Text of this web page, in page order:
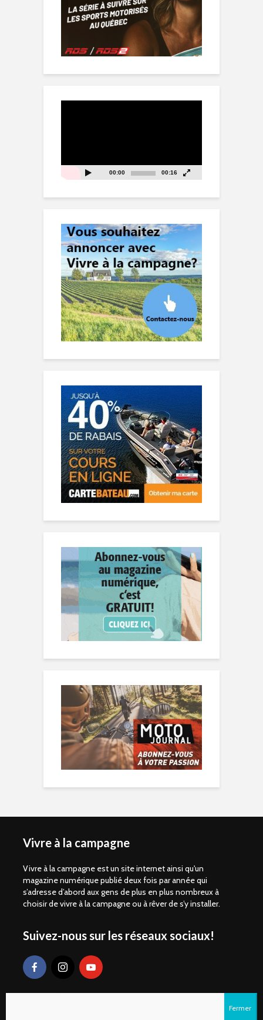
00:00 00:16
Vivre à la campagne
Vivre à la campagne est un site internet ainsi qu'un
magazine numérique publié deux fois par année qui
s’adresse d’abord aux gens de plus en plus nombreux à
choisir de vivre à la campagne ou à rêver de s’y installer.
Suivez-nous sur les réseaux sociaux!